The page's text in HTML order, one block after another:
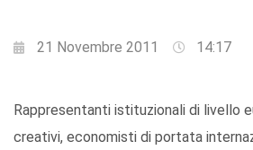
21 Novembre 2011 14:17
Rappresentanti istituzionali di livello
creativi, economisti di portata